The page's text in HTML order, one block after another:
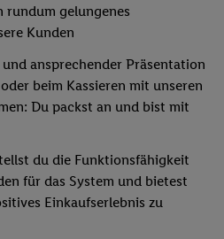
rundum gelungenes
Kunden
ansprechender Präsentation
beim Kassieren mit unseren
Du packst an und bist mit
du die Funktionsfähigkeit
für das System und bietest
Einkaufserlebnis zu